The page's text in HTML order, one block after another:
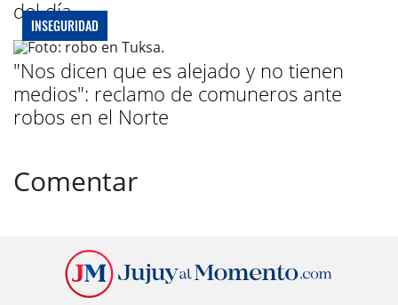
del día
INSEGURIDAD
"Nos dicen que es alejado y no tienen
medios": reclamo de comuneros ante
robos en el Norte
Comentar